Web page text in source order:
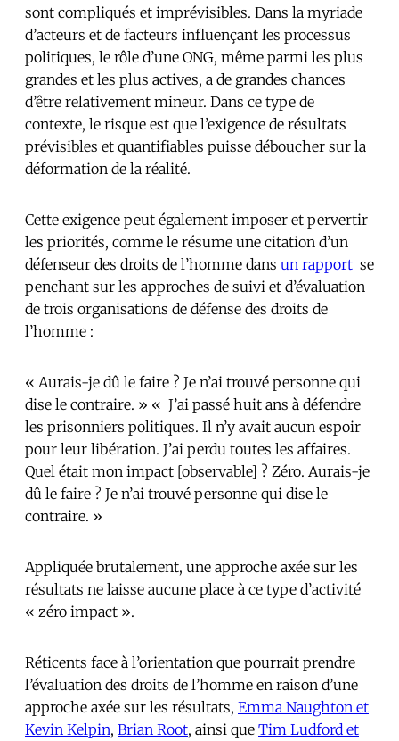
sont compliqués et imprévisibles. Dans la myriade
d’acteurs et de facteurs influençant les processus
politiques, le rôle d’une ONG, même parmi les plus
grandes et les plus actives, a de grandes chances
d’être relativement mineur. Dans ce type de
contexte, le risque est que l’exigence de résultats
prévisibles et quantifiables puisse déboucher sur la
déformation de la réalité.
Cette exigence peut également imposer et pervertir
les priorités, comme le résume une citation d’un
défenseur des droits de l’homme dans un rapport se
penchant sur les approches de suivi et d’évaluation
de trois organisations de défense des droits de
l’homme :
« Aurais-je dû le faire ? Je n’ai trouvé personne qui
dise le contraire. » « J’ai passé huit ans à défendre
les prisonniers politiques. Il n’y avait aucun espoir
pour leur libération. J’ai perdu toutes les affaires.
Quel était mon impact [observable] ? Zéro. Aurais-je
dû le faire ? Je n’ai trouvé personne qui dise le
contraire. »
Appliquée brutalement, une approche axée sur les
résultats ne laisse aucune place à ce type d’activité
« zéro impact ».
Réticents face à l’orientation que pourrait prendre
l’évaluation des droits de l’homme en raison d’une
approche axée sur les résultats, Emma Naughton et
Kevin Kelpin, Brian Root, ainsi que Tim Ludford et